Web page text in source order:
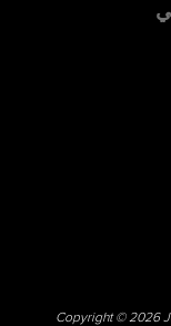
Copyright © 2026